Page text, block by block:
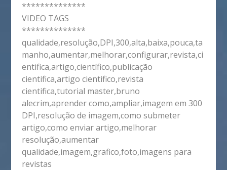
**************
VIDEO TAGS
**************
qualidade,resolução,DPI,300,alta,baixa,pouca,ta
manho,aumentar,melhorar,configurar,revista,ci
entifica,artigo,científico,publicação
cientifica,artigo cientifico,revista
cientifica,tutorial master,bruno
alecrim,aprender como,ampliar,imagem em 300
DPI,resolução de imagem,como submeter
artigo,como enviar artigo,melhorar
resolução,aumentar
qualidade,imagem,grafico,foto,imagens para
revistas